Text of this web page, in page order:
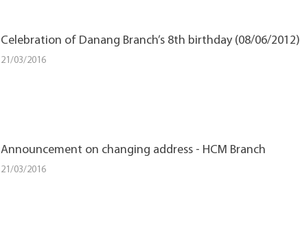
Celebration of Danang Branch’s 8th birthday (08/06/2012)
21/03/2016
Announcement on changing address - HCM Branch
21/03/2016